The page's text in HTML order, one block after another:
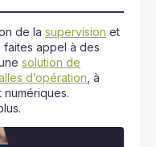
de la supervision et
appel à des
solution de
d’opération , à